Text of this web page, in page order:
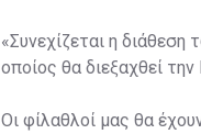
«Συνεχίζεται η
οποίος θα διεξαχθεί
Οι φίλαθλοί μας θα